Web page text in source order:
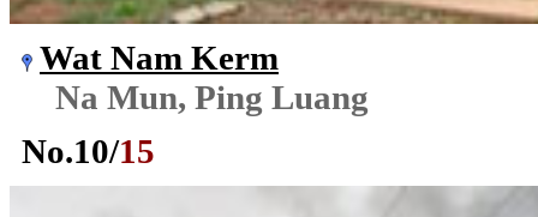
Wat Nam Kerm
Na Mun, Ping Luang
No.10/15